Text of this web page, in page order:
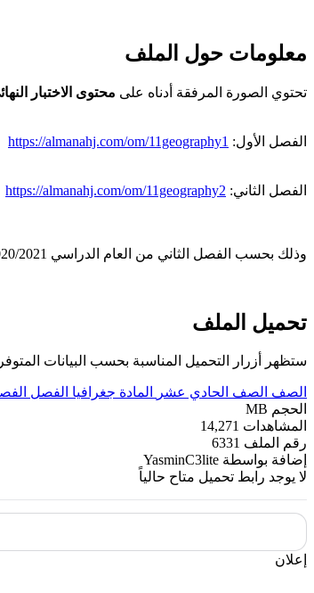
معلومات حول الملف
تحتوي الصورة المرفقة أدناه على محتوى الاختبار
الفصل الأول: https://almanahj.com/om/11geography1
الفصل الثاني: https://almanahj.com/om/11geography2
وذلك بحسب الفصل الثاني من العام الدراسي 2020/2021 وفق منهاج سلطنة عمان الجديد.
تحميل الملف
ستظهر أزرار التحميل المناسبة بحسب البيانات
الصف الصف الحادي عشر المادة جغرافيا الفصل
الحجم MB
المشاهدات 14,271
رقم الملف 6331
إضافة بواسطة YasminC3lite
لا يوجد رابط تحميل متاح حالياً
إعلان